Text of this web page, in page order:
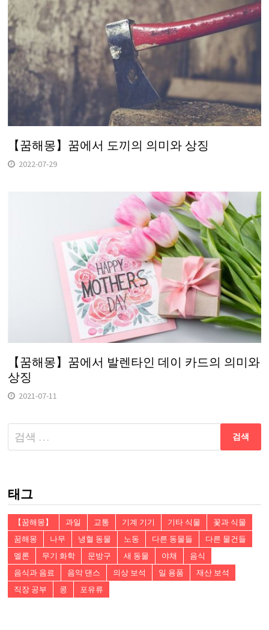
【꿈해몽】꿈에서 도끼의 의미와 상징
2022-07-29
【꿈해몽】꿈에서 발렌타인 데이 카드의 의미와
상징
2021-07-11
다
음
태그
【꿈해몽】 과일 교통 기계 기기 기타 식물
꽃과 식물
꿈해몽
나무 냉혈 동물 노동 다른 동물들
다른 물건들
멜론
무기 화학 문방구 새 동물 야채
음식
음식과 음료
음악 댄스 의상 보석 일 용품
재산 보석
직장 공부
콩 포유류